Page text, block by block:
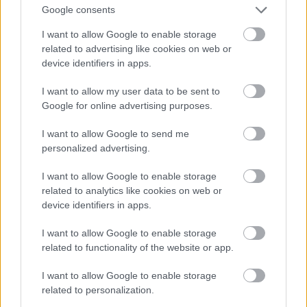
Google consents
I want to allow Google to enable storage
related to advertising like cookies on web or
device identifiers in apps.
I want to allow my user data to be sent to
Google for online advertising purposes.
I want to allow Google to send me
personalized advertising.
I want to allow Google to enable storage
related to analytics like cookies on web or
device identifiers in apps.
I want to allow Google to enable storage
related to functionality of the website or app.
I want to allow Google to enable storage
related to personalization.
5 éve
: ha meghalt volna édesapád
mert nem oltatta volna be magát, akkor is ezt
mondanád. Meg kell érteni szüleink félelmet ha